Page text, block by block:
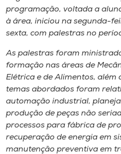
Biblioteca
Rádio
Museu
Unoesc
Store
programação, voltada a
à área, iniciou na segunda-
sexta, com palestras no
As palestras foram
formação nas áreas de
Elétrica e de Alimentos, além
temas abordados foram
automação industrial,
produção de peças não
processos para fábrica de
recuperação de energia em
manutenção preventiva em